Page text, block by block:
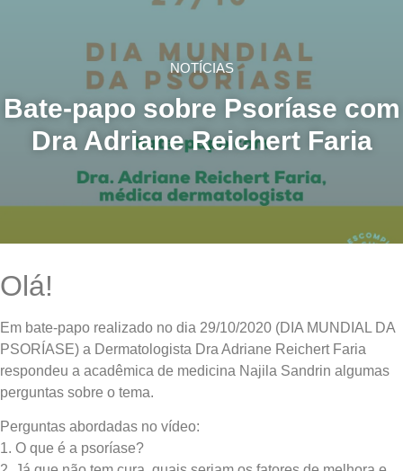
NOTÍCIAS
Bate-papo sobre Psoríase com
Dra Adriane Reichert Faria
Olá!
Em bate-papo realizado no dia 29/10/2020 (DIA MUNDIAL DA
PSORÍASE) a Dermatologista Dra Adriane Reichert Faria
respondeu a acadêmica de medicina Najila Sandrin algumas
perguntas sobre o tema.
Perguntas abordadas no vídeo:
1. O que é a psoríase?